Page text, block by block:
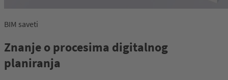
BIM saveti
Znanje o procesima digitalnog
planiranja